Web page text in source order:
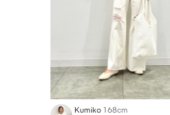
Kumiko 168cm